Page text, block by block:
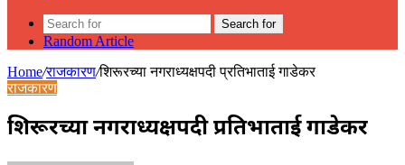
Search for
Random Article
Home/राजकारण/शिरूरच्या नगराध्यक्षपदी प्रतिभाताई गाडेकर
राजकारण
शिरूरच्या नगराध्यक्षपदी प्रतिभाताई गाडेकर